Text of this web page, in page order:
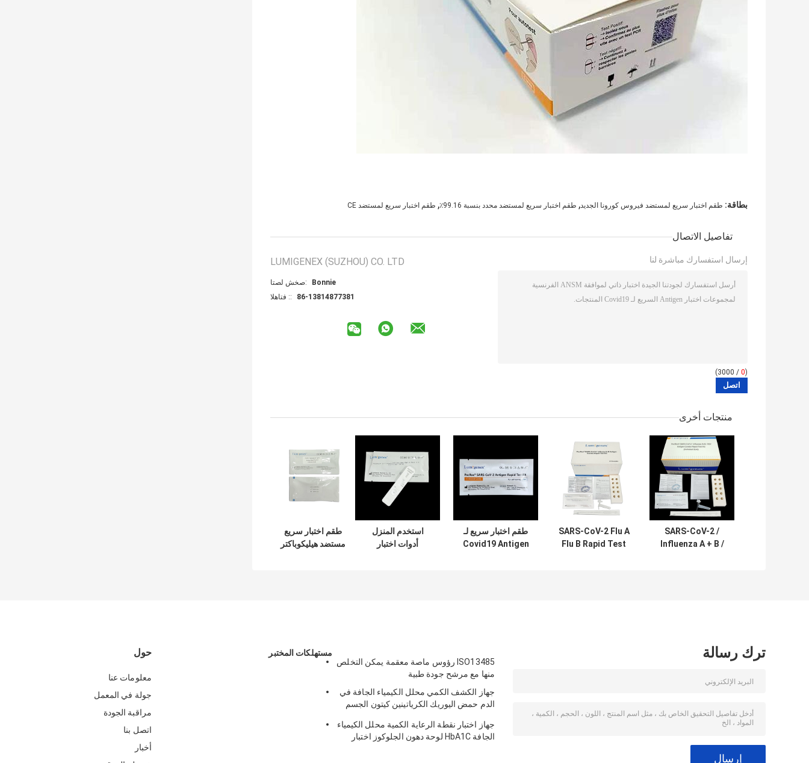
بطاقة: طقم اختبار سريع لمستضد فيروس كورونا الجديد, طقم اختبار سريع لمستضد محدد بنسبة 99.16٪ , طقم اختبار سريع لمستضد CE
تفاصيل الاتصال
LUMIGENEX (SUZHOU) CO. LTD
اتصل شخص:
Bonnie
الهاتف ::
86-13814877381
إرسال استفسارك مباشرة لنا
(
0
/ 3000)
منتجات أخرى
SARS-CoV-2 /
Influenza A + B /
SARS-CoV-2 Flu A
Flu B Rapid Test
طقم اختبار سريع لـ
Covid19 Antigen
استخدم المنزل
أدوات اختبار
طقم اختبار سريع
مستضد هيليكوباكتر
حول
معلومات عنا
جولة في المعمل
مراقبة الجودة
اتصل بنا
أخبار
مستهلكات المختبر
ISO13485 رؤوس ماصة معقمة يمكن التخلص
منها مع مرشح جودة طبية
جهاز الكشف الكمي محلل الكيمياء الجافة في
الدم حمض اليوريك الكرياتينين كيتون الجسم
جهاز اختبار نقطة الرعاية الكمية محلل الكيمياء
الجافة HbA1C لوحة دهون الجلوكوز اختبار
ترك رسالة